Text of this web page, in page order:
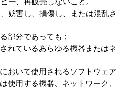
妨害し、損傷し、または混乱さ
部分であっても；
れているあらゆる機器またはネ
おいて使用されるソフトウェア
使用する機器、ネットワーク、